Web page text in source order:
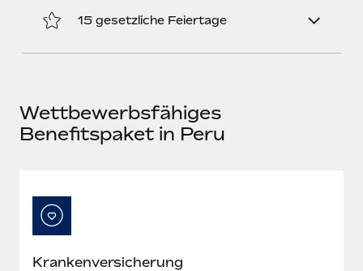
Mehr erfahren
15 gesetzliche Feiertage
Wettbewerbsfähiges
Benefitspaket in Peru
Kranken­versicherung